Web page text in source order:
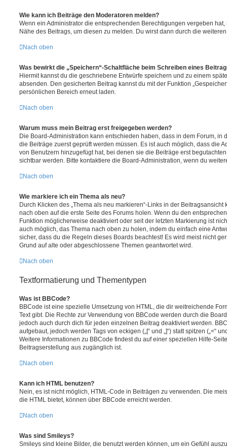
Wie kann ich Beiträge den Moderatoren melden?
Wenn ein Administrator die entsprechenden Berechtigungen vergeben
Nähe des Beitrags, um diesen zu melden. Du wirst dann durch die
Nach oben
Was bewirkt die „Speichern“-Schaltfläche beim Schreiben eines
Hiermit kannst du die geschriebene Entwürfe speichern und zu einem
absenden. Den gesicherten Beitrag kannst du mit der Funktion
persönlichen Bereich erneut laden.
Nach oben
Warum muss mein Beitrag erst freigegeben werden?
Die Board-Administration kann entschieden haben, dass in dem Forum, in
die Beiträge zuerst geprüft werden müssen. Es ist auch möglich, dass die
von Benutzern hinzugefügt hat, bei denen sie die Beiträge erst
sichtbar werden. Bitte kontaktiere die Board-Administration, wenn du
Nach oben
Wie markiere ich ein Thema als neu?
Durch Klicken des „Thema als neu markieren“-Links in der
nach oben auf die erste Seite des Forums holen. Wenn du den
Funktion möglicherweise deaktiviert oder seit der letzten Markierung ist
auch möglich, das Thema nach oben zu holen, indem du einfach eine
sicher, dass du die Regeln dieses Boards beachtest! Es wird meist nicht
Grund auf alte oder abgeschlossene Themen geantwortet wird.
Nach oben
Textformatierung und Thementypen
Was ist BBCode?
BBCode ist eine spezielle Umsetzung von HTML, die dir weitreichende
Text gibt. Die Rechte zur Verwendung von BBCode werden durch die
jedoch auch durch dich für jeden einzelnen Beitrag deaktiviert werden.
aufgebaut, jedoch werden Tags von eckigen („[“ und „]“) statt spitzen („<“
Weitere Informationen zu BBCode findest du auf einer speziellen Hilfe-
Beitragserstellung aus zugänglich ist.
Nach oben
Kann ich HTML benutzen?
Nein, es ist nicht möglich, HTML-Code in Beiträgen zu verwenden. Die
die HTML bietet, können über BBCode erreicht werden.
Nach oben
Was sind Smileys?
Smileys sind kleine Bilder, die benutzt werden können, um ein Gefühl